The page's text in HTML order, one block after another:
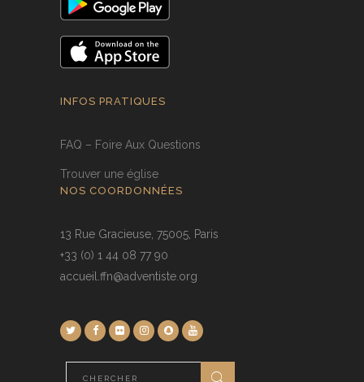
INFOS PRATIQUES
FAQ – Foire Aux Questions
Trouver une église
NOS COORDONNÉES
13 Rue Gracieuse, 75005, Paris
+33 (0) 1 44 08 77 90
accueil.ffn@adventiste.org